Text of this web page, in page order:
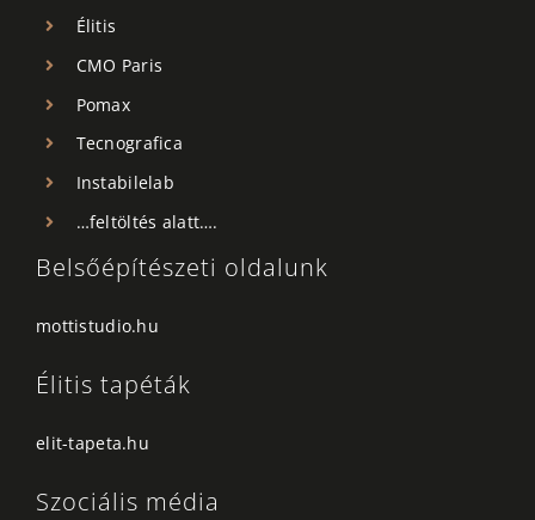
Élitis
CMO Paris
Pomax
Tecnografica
Instabilelab
…feltöltés alatt….
Belsőépítészeti oldalunk
mottistudio.hu
Élitis tapéták
elit-tapeta.hu
Szociális média